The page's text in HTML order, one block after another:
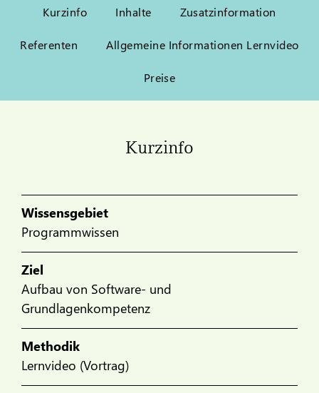
Kurzinfo Inhalte Zusatzinformation
Referenten Allgemeine Informationen Lernvideo
Preise
Kurzinfo
Wissensgebiet
Programmwissen
Ziel
Aufbau von Software- und
Grundlagenkompetenz
Methodik
Lernvideo (Vortrag)